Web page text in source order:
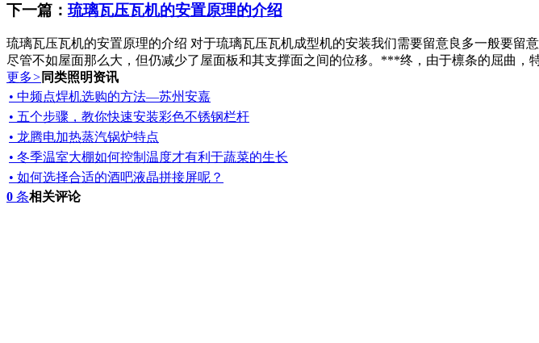
下一篇： 琉璃瓦压瓦机的安置原理的介绍
琉璃瓦压瓦机的安置原理的介绍 对于琉璃瓦压瓦机成型机的安装我们需要留意良多一般要留
尽管不如屋面那么大，但仍减少了屋面板和其支撑面之间的位移。***终，由于檩条的屈曲，
更多> 同类照明资讯
• 中频点焊机选购的方法—苏州安嘉
• 五个步骤，教你快速安装彩色不锈钢栏杆
• 龙腾电加热蒸汽锅炉特点
• 冬季温室大棚如何控制温度才有利于蔬菜的生长
• 如何选择合适的酒吧液晶拼接屏呢？
0 条相关评论